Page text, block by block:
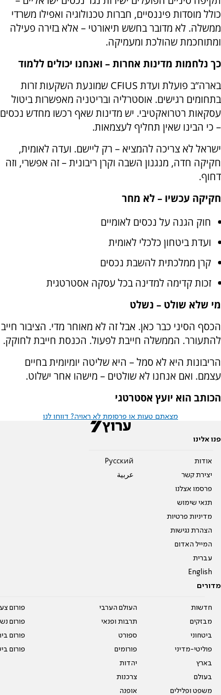
כולל מוסדות פיננסיים, חברות טכנולוגיה ואפילו משרדי
ממשלה. לא מדובר בחשש תיאורטי – אלא בזירה פעילה
ומתוחכמת שהולכת ומעמיקה.
כך נלחמות מדינות אחרות – ואנחנו יכולים ללמוד
בארה”ב פועלת ועדת CFIUS שמונעת השקעות זרות
בתחומים רגישים. אוסטרליה ובריטניה מאפשרות ביטול
עסקאות רטרואקטיבי. יש מדינות שאף רכשו מחדש נכסים
– כי הבינו שאין תחליף לעצמאות.
ישראל לא צריכה להמציא – רק ליישם. ועדה לאומית,
חקיקה חדה, מנגנון השבה וקרן ריבונית – זה אפשרי, וזה
דחוף.
חקיקה עכשיו – לא מחר
חוק הגנה על נכסים לאומיים
ועדת ביטחון כלכלי לאומית
קרן ממלכתית להשבת נכסים
זכות קדימה למדינה בכל עסקה אסטרטגית
מי שלא שולט – נשלט
הכסף הסיני כבר כאן. אבל זה לא מאוחר מדי. הציבור חייב
להתעורר. הממשלה חייבת לפעול. הכנסת חייבת לחוקק.
הריבונות היא לא סמל – היא שליטה יומיומית בחיים
עצמם. ואם אנחנו לא שולטים – מישהו אחר ישלוט.
הכותב הוא יועץ אסטרטגי
מצאתם טעות או פרסומת לא ראויה? דווחו לנו
פנו אלינו
אודות
יצירת קשר
פרסמו אצלנו
תנאי שימוש
מדיניות פרטיות
הצהרת נגישות
המייל האדום
עברית
English
Pусский
عربية
מדורים
חדשות
מבזקים
ביטחוני
פוליטי-מדיני
בארץ
בעולם
משפט ופלילים
העולם הערבי
תרבות ופנאי
ספורט
פורומים
יהדות
צרכנות
אופנה
פורום
פורום
פורום
פורום